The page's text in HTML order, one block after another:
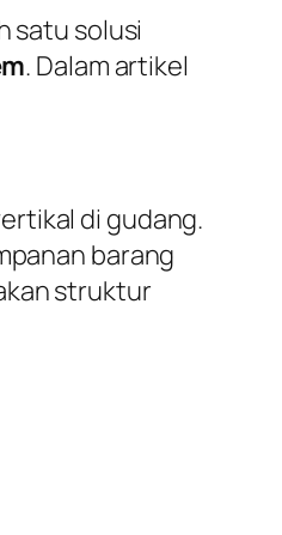
satu solusi
. Dalam artikel
di gudang.
barang
struktur